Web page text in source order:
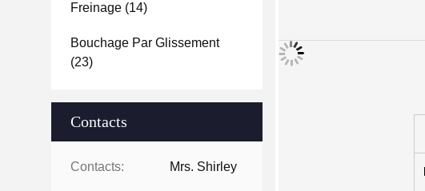
Freinage (14)
Bouchage Par Glissement
(23)
Contacts
Contacts: Mrs. Shirley